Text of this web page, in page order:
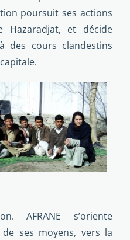
poursuit ses actions
et décide
des cours clandestins
AFRANE s’oriente
ses moyens, vers la